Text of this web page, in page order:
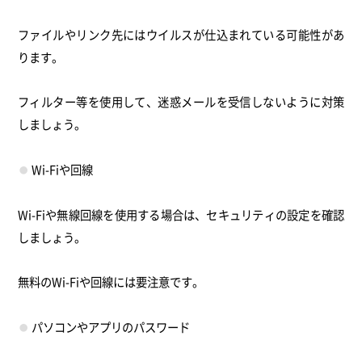
ファイルやリンク先にはウイルスが仕込まれている可能性があ
ります。
フィルター等を使用して、迷惑メールを受信しないように対策
しましょう。
Wi-Fiや回線
Wi-Fiや無線回線を使用する場合は、セキュリティの設定を確認
しましょう。
無料のWi-Fiや回線には要注意です。
パソコンやアプリのパスワード